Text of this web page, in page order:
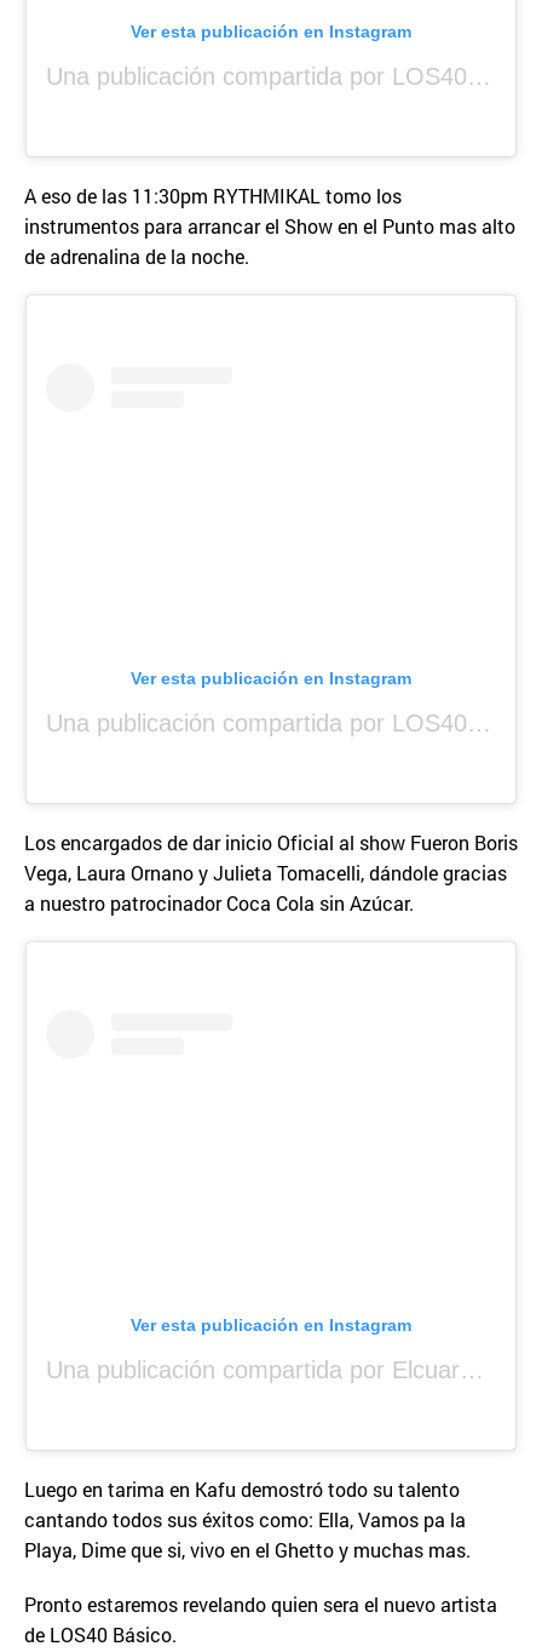
Ver esta publicación en Instagram
Una publicación compartida por LOS40 Panamá (@los40panama)
A eso de las 11:30pm RYTHMIKAL tomo los
instrumentos para arrancar el Show en el Punto mas alto
de adrenalina de la noche.
Ver esta publicación en Instagram
Una publicación compartida por LOS40 Panamá (@los40panama)
Los encargados de dar inicio Oficial al show Fueron Boris
Vega, Laura Ornano y Julieta Tomacelli, dándole gracias
a nuestro patrocinador Coca Cola sin Azúcar.
Ver esta publicación en Instagram
Una publicación compartida por Elcuara (@elcuara.25)
Luego en tarima en Kafu demostró todo su talento
cantando todos sus éxitos como: Ella, Vamos pa la
Playa, Dime que si, vivo en el Ghetto y muchas mas.
Pronto estaremos revelando quien sera el nuevo artista
de LOS40 Básico.